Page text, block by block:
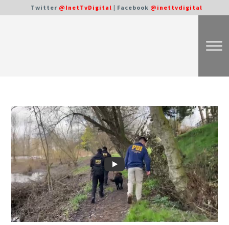
Twitter @InetTvDigital | Facebook @inettvdigital